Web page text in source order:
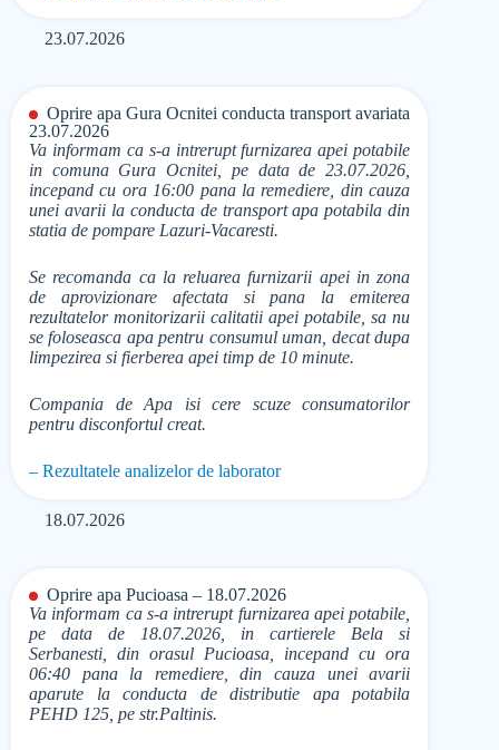
23.07.2026
Oprire apa Gura Ocnitei conducta transport avariata
23.07.2026
Va informam ca s-a intrerupt furnizarea apei potabile
in comuna Gura Ocnitei, pe data de 23.07.2026,
incepand cu ora 16:00 pana la remediere, din cauza
unei avarii la conducta de transport apa potabila din
statia de pompare Lazuri-Vacaresti.
Se recomanda ca la reluarea furnizarii apei in zona
de aprovizionare afectata si pana la emiterea
rezultatelor monitorizarii calitatii apei potabile, sa nu
se foloseasca apa pentru consumul uman, decat dupa
limpezirea si fierberea apei timp de 10 minute.
Compania de Apa isi cere scuze consumatorilor
pentru disconfortul creat.
– Rezultatele analizelor de laborator
18.07.2026
Oprire apa Pucioasa – 18.07.2026
Va informam ca s-a intrerupt furnizarea apei potabile,
pe data de 18.07.2026, in cartierele Bela si
Serbanesti, din orasul Pucioasa, incepand cu ora
06:40 pana la remediere, din cauza unei avarii
aparute la conducta de distributie apa potabila
PEHD 125, pe str.Paltinis.